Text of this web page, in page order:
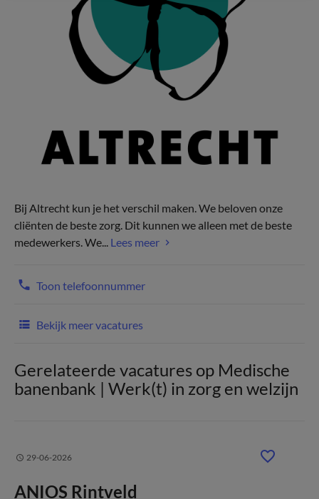
Bij Altrecht kun je het verschil maken. We beloven onze
cliënten de beste zorg. Dit kunnen we alleen met de beste
medewerkers. We... Lees meer
Toon telefoonnummer
Bekijk meer vacatures
Gerelateerde vacatures op Medische
banenbank | Werk(t) in zorg en welzijn
29-06-2026
ANIOS Rintveld